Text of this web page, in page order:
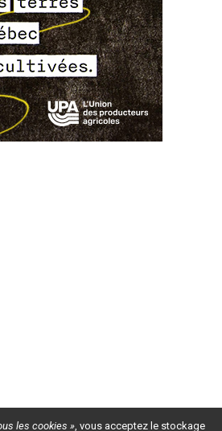
les cookies », vous acceptez le stockage